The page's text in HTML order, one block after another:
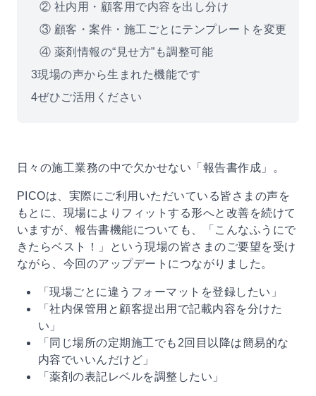
② 社内用・顧客用で内容を出し分け
③ 顧客・案件・施工ごとにテンプレートを変更
④ 薬剤情報の“見せ方”も調整可能
3現場の声から生まれた機能です
4ぜひご活用ください
日々の施工業務の中で欠かせない「報告書作成」。
PICOは、実際にご利用いただいている皆さまの声を
もとに、現場によりフィットする形へと改善を続けて
いますが、報告書機能についても、「こんなふうにで
きたらベスト！」という現場の皆さまのご要望を受け
ながら、今回のアップデートにつながりました。
「現場ごとに違うフォーマットを登録したい」
「社内保管用と顧客提出用で記載内容を分けた
い」
「同じ場所の定期施工でも2回目以降は簡易的な
内容でいいんだけど」
「薬剤の表記レベルを調整したい」